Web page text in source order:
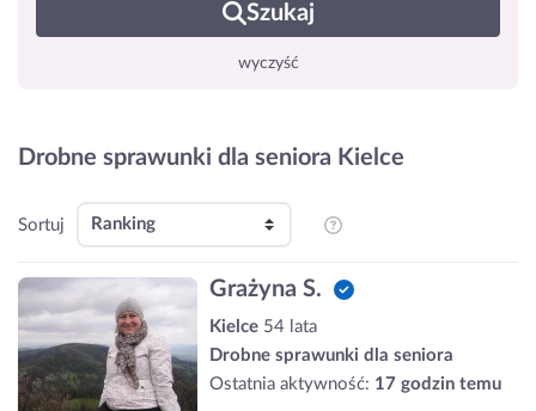
Szukaj
wyczyść
Drobne sprawunki dla seniora Kielce
Sortuj
Grażyna S.
Kielce 54 lata
Drobne sprawunki dla seniora
Ostatnia aktywność: 17 godzin temu